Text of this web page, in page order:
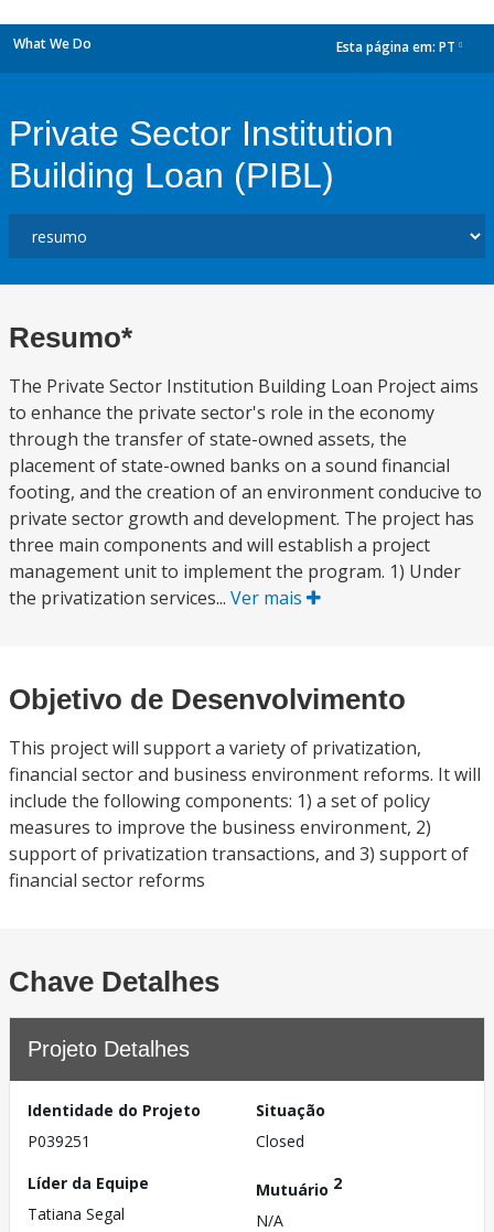
What We Do Esta página em: PT
Private Sector Institution
Building Loan (PIBL)
Resumo*
The Private Sector Institution Building Loan Project aims
to enhance the private sector's role in the economy
through the transfer of state-owned assets, the
placement of state-owned banks on a sound financial
footing, and the creation of an environment conducive to
private sector growth and development. The project has
three main components and will establish a project
management unit to implement the program. 1) Under
the privatization services... Ver mais
Objetivo de Desenvolvimento
This project will support a variety of privatization,
financial sector and business environment reforms. It will
include the following components: 1) a set of policy
measures to improve the business environment, 2)
support of privatization transactions, and 3) support of
financial sector reforms
Chave Detalhes
Projeto Detalhes
Identidade do Projeto
P039251
Situação
Closed
Líder da Equipe
Tatiana Segal
Mutuário 2
N/A